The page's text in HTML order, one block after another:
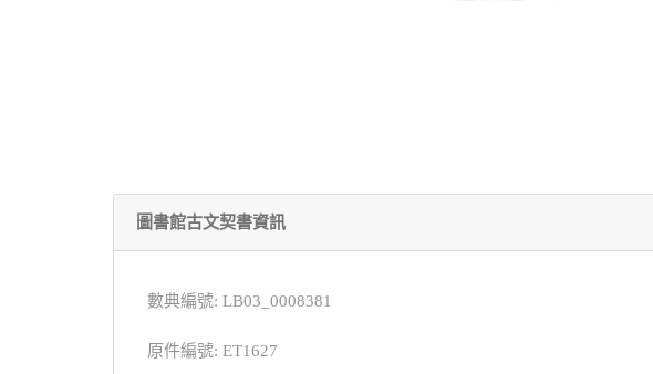
圖書館古文契書資訊
數典編號: LB03_0008381
原件編號: ET1627